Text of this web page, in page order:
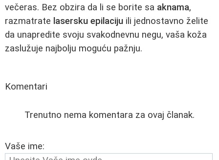
večeras. Bez obzira da li se borite sa aknama,
razmatrate lasersku epilaciju ili jednostavno želite
da unapredite svoju svakodnevnu negu, vaša koža
zaslužuje najbolju moguću pažnju.
Komentari
Trenutno nema komentara za ovaj članak.
Vaše ime: